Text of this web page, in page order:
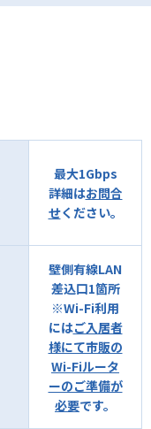
マンション検索
最大1Gbps
詳細はお問合
せください。
壁側有線LAN
差込口1箇所
※Wi-Fi利用
にはご入居者
様にて市販の
Wi-Fiルータ
ーのご準備が
必要です。